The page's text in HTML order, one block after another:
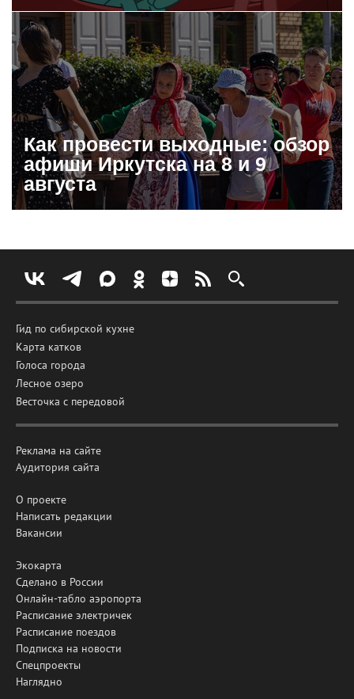
Как провести выходные: обзор
афиши Иркутска на 8 и 9
августа
Гид по сибирской кухне
Карта катков
Голоса города
Лесное озеро
Весточка с передовой
Реклама на сайте
Аудитория сайта
О проекте
Написать редакции
Вакансии
Экокарта
Сделано в России
Онлайн-табло аэропорта
Расписание электричек
Расписание поездов
Подписка на новости
Спецпроекты
Наглядно